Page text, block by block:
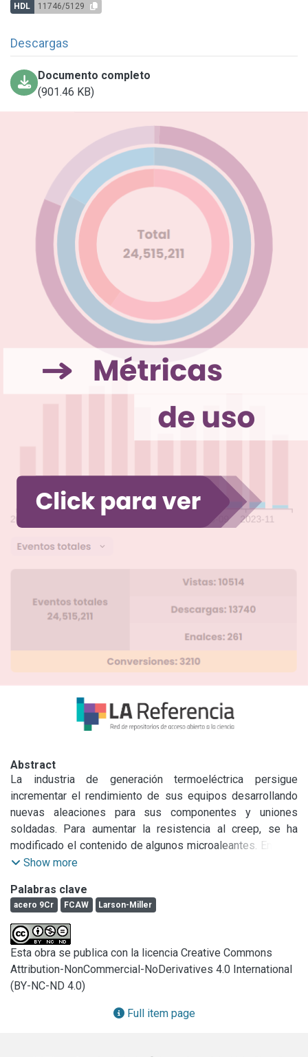
HDL 11746/5129
Descargas
Documento completo
(901.46 KB)
Abstract
La industria de generación termoeléctrica persigue
incrementar el rendimiento de sus equipos desarrollando
nuevas aleaciones para sus componentes y uniones
soldadas. Para aumentar la resistencia al creep, se ha
modificado el contenido de algunos microaleantes. En este
sentido la optimización de los niveles de boro en
precipitados que mejoren la vida a creep [1]. Las
propiedades mecánicas de estos aceros y sus soldaduras
son alcanzadas luego de aplicar un tratamiento térmico de
post soldadura. El ensayo de tracción en caliente puede ser
considerado como una alternativa al ensayo de creep
aprovechando la ventaja de obtener resultados en cortos
períodos. Muchos estudios han propuesto equivalencias
entre los datos de tracción en caliente y de rotura al creep
Show more
Palabras clave
acero 9Cr FCAW Larson-Miller
Esta obra se publica con la licencia Creative Commons
Attribution-NonCommercial-NoDerivatives 4.0 International
(BY-NC-ND 4.0)
Full item page